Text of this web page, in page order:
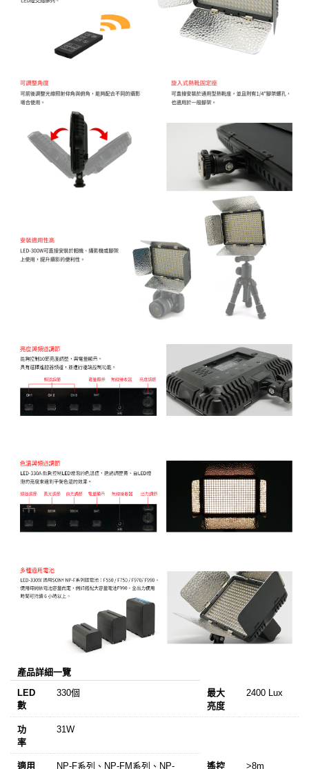
產品詳細一覽
LED
數
330個
最大
亮度
2400 Lux
功
率
31W
適用
NP-F系列、NP-FM系列、NP-
遙控
>8m